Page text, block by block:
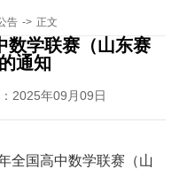
告 -> 正文
数学联赛（山东赛
通知
2025年09月09日
全国高中数学联赛（山